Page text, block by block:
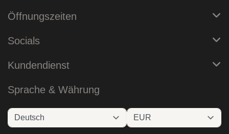
Öffnungszeiten
Socials
Kundendienst
Sprache & Währung